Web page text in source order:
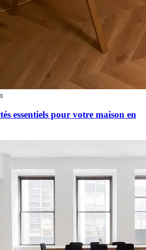
essentiels pour votre maison en